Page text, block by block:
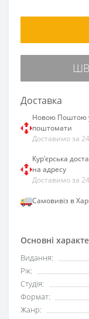
Основні
Видання:
Рік:
Студія:
Формат:
Жанр:
Доставка
Новою Поштою
поштомати
Доставимо за
Кур'єрська
на адресу
Доставимо за
Самовивіз в